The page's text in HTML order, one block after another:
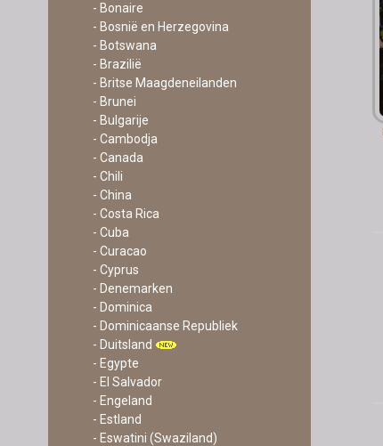
- Bonaire
- Bosnië en Herzegovina
- Botswana
- Brazilië
- Britse Maagdeneilanden
- Brunei
- Bulgarije
- Cambodja
- Canada
- Chili
- China
- Costa Rica
- Cuba
- Curacao
- Cyprus
- Denemarken
- Dominica
- Dominicaanse Republiek
- Duitsland
- Egypte
- El Salvador
- Engeland
- Estland
- Eswatini (Swaziland)